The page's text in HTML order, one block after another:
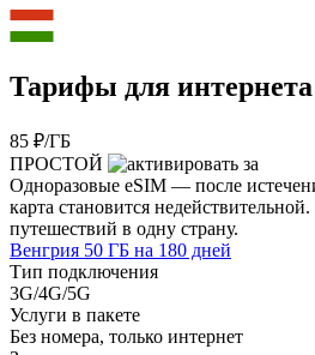
Тарифы для
85 ₽/ГБ
ПРОСТОЙ
Одноразовые eSIM — после
карта становится
путешествий в одну страну.
Венгрия 50 ГБ на 180 дней
Тип подключения
3G/4G/5G
Услуги в пакете
Без номера, только интернет